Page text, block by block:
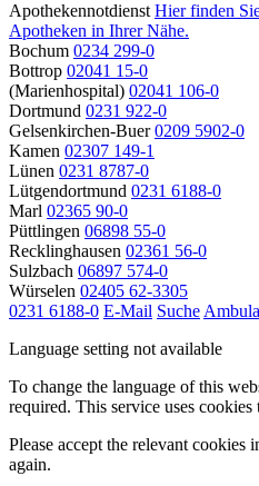
Apothekennotdienst Hier finden
Apotheken in Ihrer Nähe.
Bochum 0234 299-0
Bottrop 02041 15-0
(Marienhospital) 02041 106-0
Dortmund 0231 922-0
Gelsenkirchen-Buer 0209 5902-0
Kamen 02307 149-1
Lünen 0231 8787-0
Lütgendortmund 0231 6188-0
Marl 02365 90-0
Püttlingen 06898 55-0
Recklinghausen 02361 56-0
Sulzbach 06897 574-0
Würselen 02405 62-3305
0231 6188-0 E-Mail Suche
Language setting not available
To change the language of this
required. This service uses
Please accept the relevant cookies
again.